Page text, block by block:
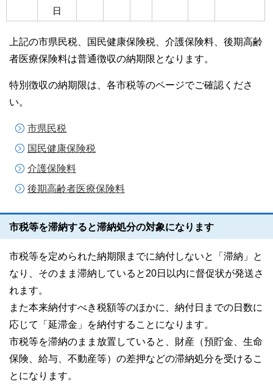
日
上記の市県民税、国民健康保険税、介護保険料、後期高齢
者医療保険料は普通徴収の納期限となります。
特別徴収の納期限は、各市税等のページでご確認くださ
い。
市県民税
国民健康保険税
介護保険料
後期高齢者医療保険料
市税等を滞納すると滞納処分の対象になります
市税等を定められた納期限までに納付しないと「滞納」と
なり、そのまま滞納していると20日以内に督促状が発送さ
れます。
また本来納付すべき税額等のほかに、納付日までの日数に
応じて「延滞金」を納付することになります。
市税等を滞納のまま放置していると、財産（預貯金、生命
保険、給与、不動産等）の差押などの滞納処分を受けるこ
とになります。